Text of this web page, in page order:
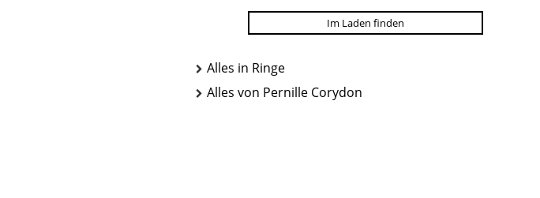
Im Laden finden
Alles in Ringe
Alles von Pernille Corydon